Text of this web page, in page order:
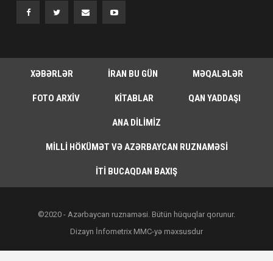
XƏBƏRLƏR İRAN BU GÜN MƏQALƏLƏR
FOTO ARXIV KITABLAR QAN YADDAŞI
ANA DILIMIZ
MILLI HÖKÜMƏT VƏ AZƏRBAYCAN RUZNAMƏSI
İTI BUCAQDAN BAXIŞ
©2020 - Azərbaycan ruznaməsi. Bütün hüquqlar qorunur.
Dizayn İnfometrix MMC-yə məxsusdur